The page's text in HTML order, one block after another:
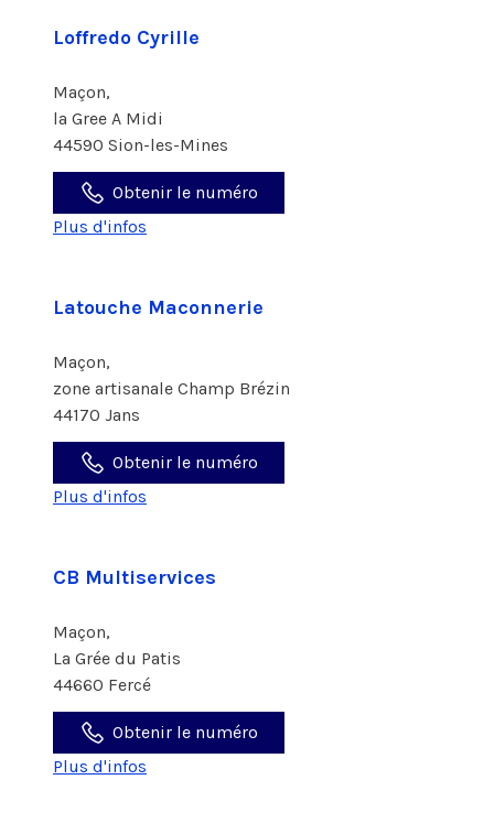
Loffredo Cyrille
Maçon,
la Gree A Midi
44590 Sion-les-Mines
Obtenir le numéro
Plus d'infos
Latouche Maconnerie
Maçon,
zone artisanale Champ Brézin
44170 Jans
Obtenir le numéro
Plus d'infos
CB Multiservices
Maçon,
La Grée du Patis
44660 Fercé
Obtenir le numéro
Plus d'infos